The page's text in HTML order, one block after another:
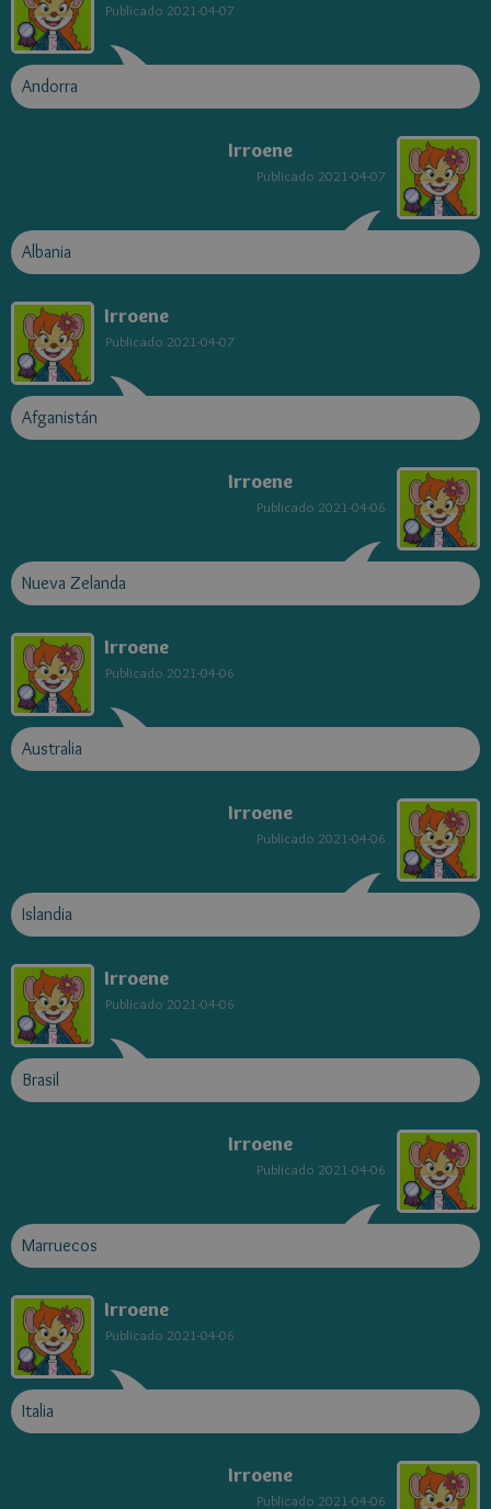
Publicado 2021-04-07
Andorra
Irroene
Publicado 2021-04-07
Albania
Irroene
Publicado 2021-04-07
Afganistán
Irroene
Publicado 2021-04-06
Nueva Zelanda
Irroene
Publicado 2021-04-06
Australia
Irroene
Publicado 2021-04-06
Islandia
Irroene
Publicado 2021-04-06
Brasil
Irroene
Publicado 2021-04-06
Marruecos
Irroene
Publicado 2021-04-06
Italia
Irroene
Publicado 2021-04-06